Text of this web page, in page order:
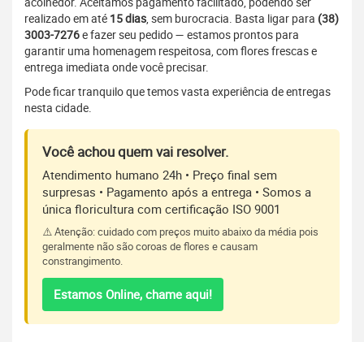
realizado em até 15 dias, sem burocracia. Basta ligar para (38)
3003-7276e fazer seu pedido — estamos prontos para
garantir uma homenagem respeitosa, com flores frescas e
entrega imediata onde você precisar.
Pode ficar tranquilo que temos vasta experiência de entregas
nesta cidade.
Você achou quem vai resolver.
Atendimento humano 24h • Preço final sem
surpresas • Pagamento após a entrega • Somos a
única floricultura com certificação ISO 9001
⚠️ Atenção: cuidado com preços muito abaixo da média pois
geralmente não são coroas de flores e causam
constrangimento.
Estamos Online, chame aqui!